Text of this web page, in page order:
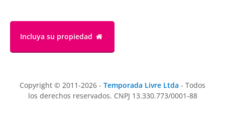
Incluya su propiedad
Copyright © 2011-2026 - Temporada Livre Ltda - Todos
los derechos reservados. CNPJ 13.330.773/0001-88